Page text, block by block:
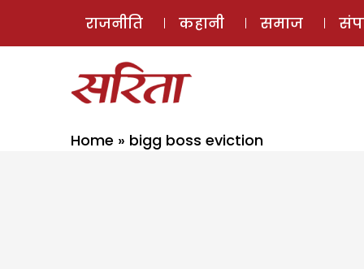
राजनीति कहानी समाज
Home » bigg boss eviction